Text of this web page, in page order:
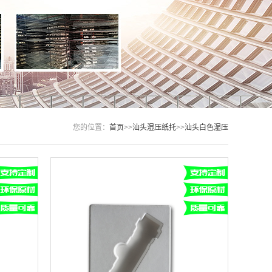
您的位置： 首页>>汕头湿压纸托>>汕头白色湿压